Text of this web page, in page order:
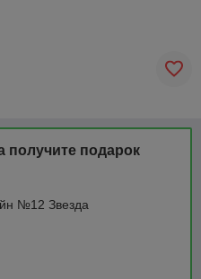
получите подарок
№12 Звезда